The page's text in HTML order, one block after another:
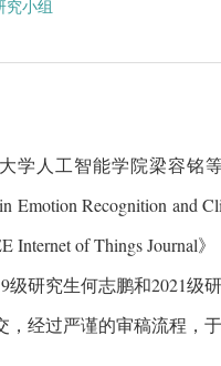
究小组
学人工智能学院梁容铭
Emotion Recognition
Internet of Things Journal
级研究生何志鹏和2021
，经过严谨的审稿流程，